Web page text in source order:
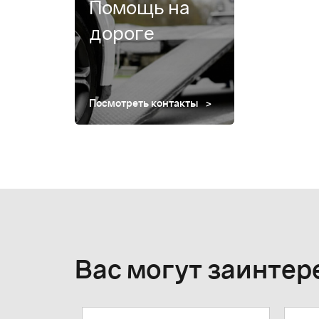
Помощь на
дороге
Посмотреть контакты
Вас могут